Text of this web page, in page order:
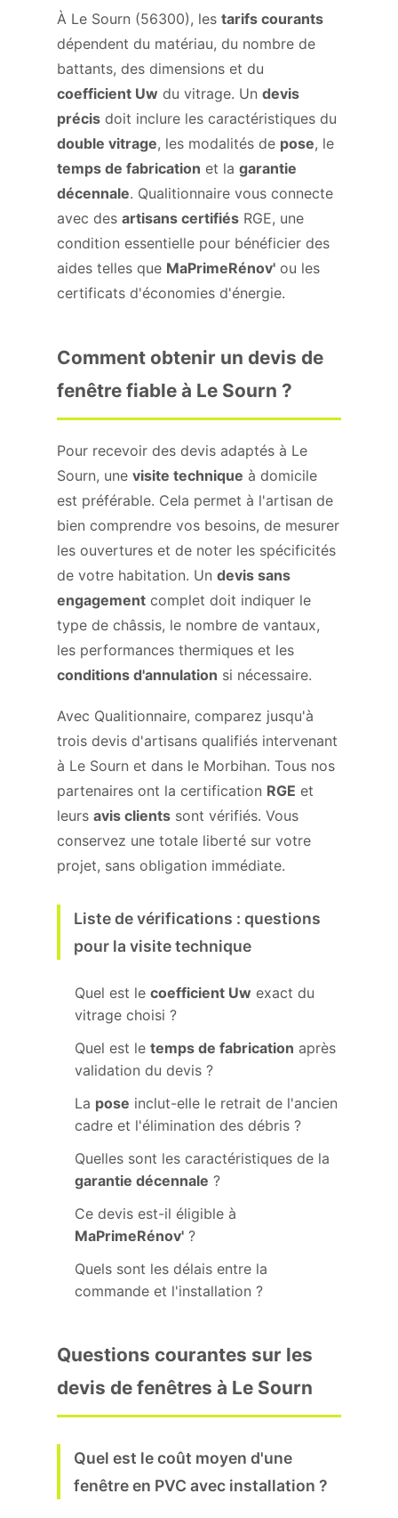
À Le Sourn (56300), les tarifs courants
dépendent du matériau, du nombre de
battants, des dimensions et du
coefficient Uw du vitrage. Un devis
précis doit inclure les caractéristiques du
double vitrage, les modalités de pose, le
temps de fabrication et la garantie
décennale. Qualitionnaire vous connecte
avec des artisans certifiés RGE, une
condition essentielle pour bénéficier des
aides telles que MaPrimeRénov' ou les
certificats d'économies d'énergie.
Comment obtenir un devis de
fenêtre fiable à Le Sourn ?
Pour recevoir des devis adaptés à Le
Sourn, une visite technique à domicile
est préférable. Cela permet à l'artisan de
bien comprendre vos besoins, de mesurer
les ouvertures et de noter les spécificités
de votre habitation. Un devis sans
engagement complet doit indiquer le
type de châssis, le nombre de vantaux,
les performances thermiques et les
conditions d'annulation si nécessaire.
Avec Qualitionnaire, comparez jusqu'à
trois devis d'artisans qualifiés intervenant
à Le Sourn et dans le Morbihan. Tous nos
partenaires ont la certification RGE et
leurs avis clients sont vérifiés. Vous
conservez une totale liberté sur votre
projet, sans obligation immédiate.
Liste de vérifications : questions
pour la visite technique
Quel est le coefficient Uw exact du
vitrage choisi ?
Quel est le temps de fabrication après
validation du devis ?
La pose inclut-elle le retrait de l'ancien
cadre et l'élimination des débris ?
Quelles sont les caractéristiques de la
garantie décennale ?
Ce devis est-il éligible à
MaPrimeRénov' ?
Quels sont les délais entre la
commande et l'installation ?
Questions courantes sur les
devis de fenêtres à Le Sourn
Quel est le coût moyen d'une
fenêtre en PVC avec installation ?